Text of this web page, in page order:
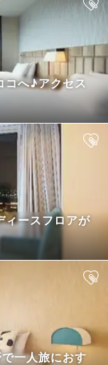
コへ♪アクセス
ィースフロアが
一人旅におす